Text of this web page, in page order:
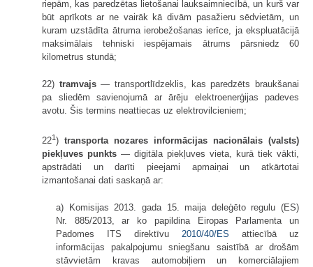
riepām, kas paredzētas lietošanai lauksaimniecībā, un kurš var
būt aprīkots ar ne vairāk kā divām pasažieru sēdvietām, un
kuram uzstādīta ātruma ierobežošanas ierīce, ja ekspluatācijā
maksimālais tehniski iespējamais ātrums pārsniedz 60
kilometrus stundā;
22) tramvajs— transportlīdzeklis, kas paredzēts braukšanai
pa sliedēm savienojumā ar ārēju elektroenerģijas padeves
avotu. Šis termins neattiecas uz elektrovilcieniem;
221) transporta nozares informācijas nacionālais (valsts)
piekļuves punkts — digitāla piekļuves vieta, kurā tiek vākti,
apstrādāti un darīti pieejami apmaiņai un atkārtotai
izmantošanai dati saskaņā ar:
a) Komisijas 2013. gada 15. maija deleģēto regulu (ES)
Nr. 885/2013, ar ko papildina Eiropas Parlamenta un
Padomes ITS direktīvu 2010/40/ES attiecībā uz
informācijas pakalpojumu sniegšanu saistībā ar drošām
stāvvietām kravas automobiļiem un komerciālajiem